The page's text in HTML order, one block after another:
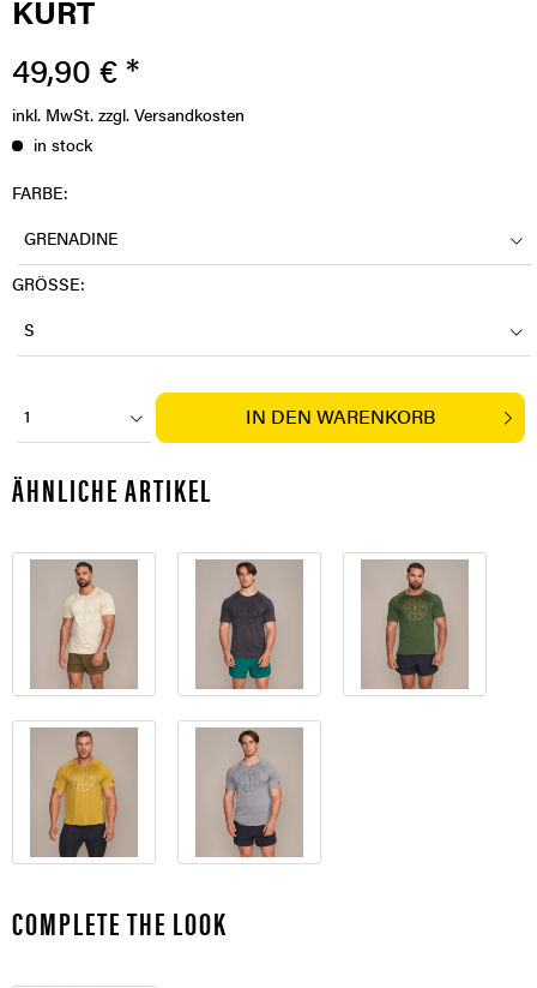
KURT
49,90 € *
inkl. MwSt. zzgl. Versandkosten
in stock
FARBE:
GRENADINE
GRÖSSE:
S
1 IN DEN WARENKORB
ÄHNLICHE ARTIKEL
COMPLETE THE LOOK